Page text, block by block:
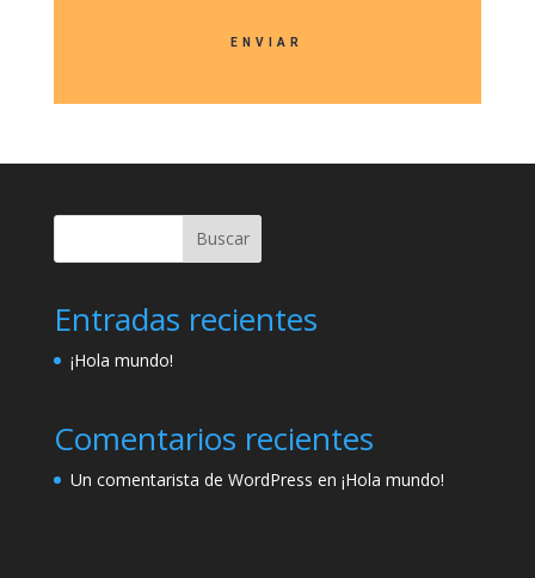
ENVIAR
Buscar
Entradas recientes
¡Hola mundo!
Comentarios recientes
Un comentarista de WordPress en ¡Hola mundo!